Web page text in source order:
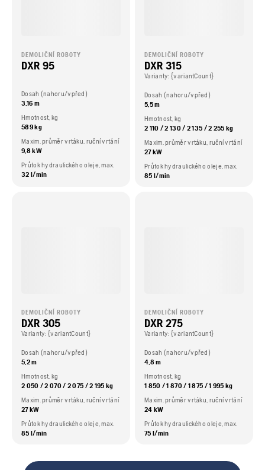
DEMOLIČNÍ ROBOTY
DXR 95
Dosah (nahoru/vpřed)
3,16 m
Hmotnost, kg
589 kg
Maxim. průměr vrtáku, ruční vrtání
9,8 kW
Průtok hydraulického oleje, max.
32 l/min
DEMOLIČNÍ ROBOTY
DXR 315
Varianty: {variantCount}
Dosah (nahoru/vpřed)
5,5 m
Hmotnost, kg
2 110 / 2 130 / 2 135 / 2 255 kg
Maxim. průměr vrtáku, ruční vrtání
27 kW
Průtok hydraulického oleje, max.
85 l/min
DEMOLIČNÍ ROBOTY
DXR 305
Varianty: {variantCount}
Dosah (nahoru/vpřed)
5,2 m
Hmotnost, kg
2 050 / 2 070 / 2 075 / 2 195 kg
Maxim. průměr vrtáku, ruční vrtání
27 kW
Průtok hydraulického oleje, max.
85 l/min
DEMOLIČNÍ ROBOTY
DXR 275
Varianty: {variantCount}
Dosah (nahoru/vpřed)
4,8 m
Hmotnost, kg
1 850 / 1 870 / 1 875 / 1 995 kg
Maxim. průměr vrtáku, ruční vrtání
24 kW
Průtok hydraulického oleje, max.
75 l/min